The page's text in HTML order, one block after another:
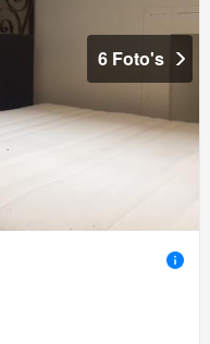
6 Foto's